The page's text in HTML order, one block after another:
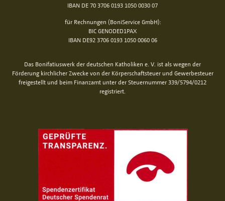
IBAN DE 70 3706 0193 1050 0030 07
für Rechnungen (BoniService GmbH):
BIC GENODED1PAX
IBAN DE92 3706 0193 1050 0060 06
Das Bonifatiuswerk der deutschen Katholiken e. V. ist als wegen der
Förderung kirchlicher Zwecke von der Körperschaftsteuer und Gewerbesteuer
freigestellt und beim Finanzamt unter der Steuernummer 339/5794/0212
registriert.